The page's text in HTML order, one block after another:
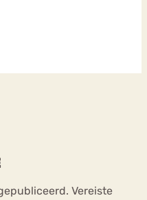
Vereiste